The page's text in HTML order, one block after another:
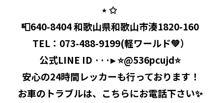
⋆ ✩ ⁡
📮640-8404 和歌山県和歌山市湊1820-160
⁡ TEL： 073-488-9199(軽ワールド💚）
公式LINE ID ···▸ ⭐️@536pcujd⭐️
⁡ 安心の24時間レッカーも行っております！
お車のトラブルは、こちらにお電話下さい✨